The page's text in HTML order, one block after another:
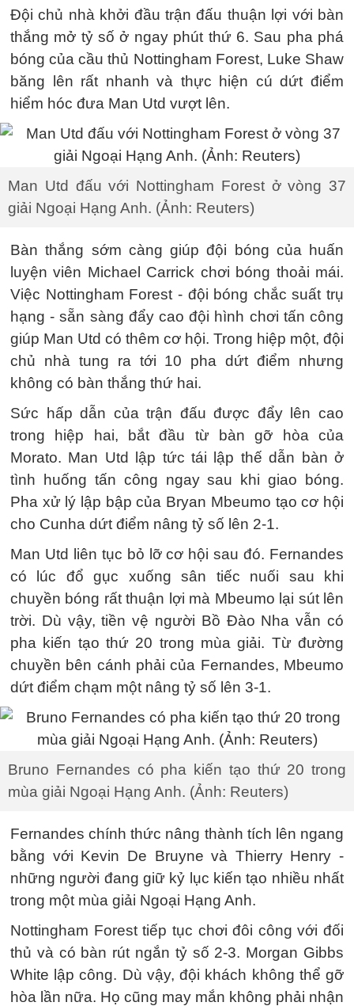
Đội chủ nhà khởi đầu trận đấu thuận lợi với bàn
thắng mở tỷ số ở ngay phút thứ 6. Sau pha phá
bóng của cầu thủ Nottingham Forest, Luke Shaw
băng lên rất nhanh và thực hiện cú dứt điểm
hiểm hóc đưa Man Utd vượt lên.
Man Utd đấu với Nottingham Forest ở vòng 37
giải Ngoại Hạng Anh. (Ảnh: Reuters)
Bàn thắng sớm càng giúp đội bóng của huấn
luyện viên Michael Carrick chơi bóng thoải mái.
Việc Nottingham Forest - đội bóng chắc suất trụ
hạng - sẵn sàng đẩy cao đội hình chơi tấn công
giúp Man Utd có thêm cơ hội. Trong hiệp một, đội
chủ nhà tung ra tới 10 pha dứt điểm nhưng
không có bàn thắng thứ hai.
Sức hấp dẫn của trận đấu được đẩy lên cao
trong hiệp hai, bắt đầu từ bàn gỡ hòa của
Morato. Man Utd lập tức tái lập thế dẫn bàn ở
tình huống tấn công ngay sau khi giao bóng.
Pha xử lý lập bập của Bryan Mbeumo tạo cơ hội
cho Cunha dứt điểm nâng tỷ số lên 2-1.
Man Utd liên tục bỏ lỡ cơ hội sau đó. Fernandes
có lúc đổ gục xuống sân tiếc nuối sau khi
chuyền bóng rất thuận lợi mà Mbeumo lại sút lên
trời. Dù vậy, tiền vệ người Bồ Đào Nha vẫn có
pha kiến tạo thứ 20 trong mùa giải. Từ đường
chuyền bên cánh phải của Fernandes, Mbeumo
dứt điểm chạm một nâng tỷ số lên 3-1.
Bruno Fernandes có pha kiến tạo thứ 20 trong
mùa giải Ngoại Hạng Anh. (Ảnh: Reuters)
Fernandes chính thức nâng thành tích lên ngang
bằng với Kevin De Bruyne và Thierry Henry -
những người đang giữ kỷ lục kiến tạo nhiều nhất
trong một mùa giải Ngoại Hạng Anh.
Nottingham Forest tiếp tục chơi đôi công với đối
thủ và có bàn rút ngắn tỷ số 2-3. Morgan Gibbs
White lập công. Dù vậy, đội khách không thể gỡ
hòa lần nữa. Họ cũng may mắn không phải nhận